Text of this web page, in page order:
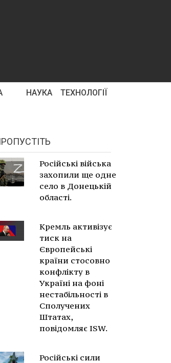
НАУКА ТЕХНОЛОГІЇ
Російські війська
захопили ще одне
село в Донецькій
області.
Кремль активізує
тиск на
Європейські
країни стосовно
конфлікту в
Україні на фоні
нестабільності в
Сполучених
Штатах,
повідомляє ISW.
Російські сили